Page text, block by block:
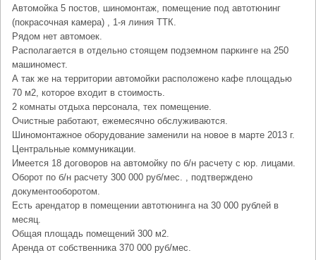
Автомойка 5 постов, шиномонтаж, помещение под автотюнинг
(покрасочная камера) , 1-я линия ТТК.
Рядом нет автомоек.
Располагается в отдельно стоящем подземном паркинге на 250
машиномест.
А так же на территории автомойки расположено кафе площадью
70 м2, которое входит в стоимость.
2 комнаты отдыха персонала, тех помещение.
Очистные работают, ежемесячно обслуживаются.
Шиномонтажное оборудование заменили на новое в марте 2013 г.
Центральные коммуникации.
Имеется 18 договоров на автомойку по б/н расчету с юр. лицами.
Оборот по б/н расчету 300 000 руб/мес. , подтверждено
документооборотом.
Есть арендатор в помещении автотюнинга на 30 000 рублей в
месяц.
Общая площадь помещений 300 м2.
Аренда от собственника 370 000 руб/мес.